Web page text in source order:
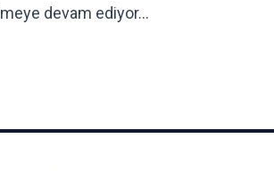
devam ediyor…